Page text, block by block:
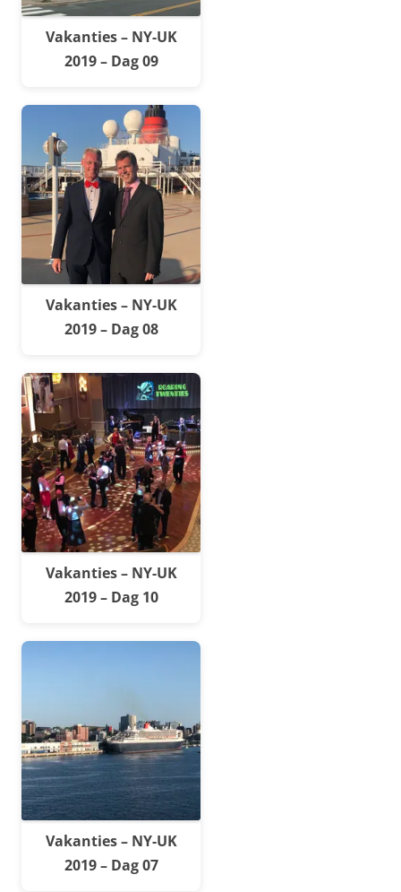
Vakanties – NY-UK
2019 – Dag 09
Vakanties – NY-UK
2019 – Dag 08
Vakanties – NY-UK
2019 – Dag 10
Vakanties – NY-UK
2019 – Dag 07